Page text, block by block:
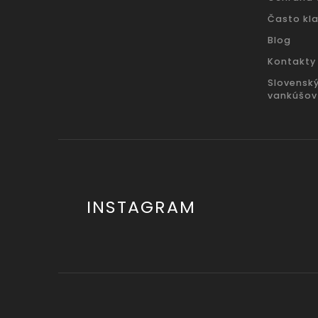
Často
Blog
Kontakty
vankúšov
INSTAGRAM